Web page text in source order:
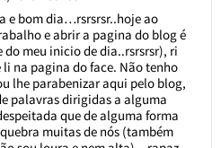
e bom dia…rsrsrsr..hoje ao
e abrir a pagina do blog é
do meu inicio de dia..rsrsrsr), ri
na pagina do face. Não tenho
lhe parabenizar aqui pelo blog,
palavras dirigidas a alguma
que de alguma forma
muitas de nós (também